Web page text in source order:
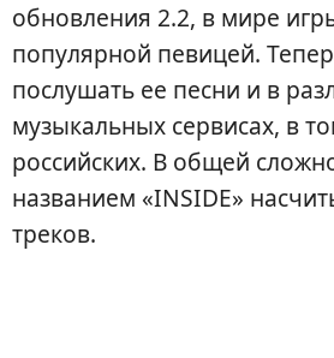
обновления 2.2, в мире
популярной певицей.
послушать ее песни и в
музыкальных сервисах, в
российских. В общей
названием «INSIDE»
треков.